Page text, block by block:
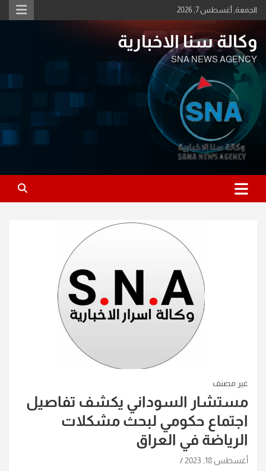
Skip
to
الجمعة, أغسطس 7, 2026
وكالة سنا الاخبارية
SNA NEWS AGENCY
غير مصنف
مستشار السوداني يكشف تفاصيل
اجتماع حكومي لبحث مشكلات
الرياضة في العراق
أغسطس 18, 2023